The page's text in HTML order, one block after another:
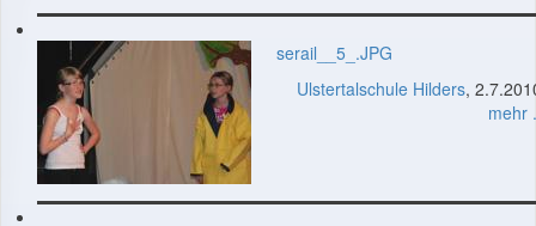
serail__5_.JPG
Ulstertalschule Hilders,
mehr